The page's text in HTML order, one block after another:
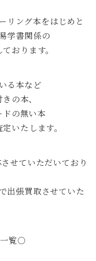
リング本をはじめと
学書関係の
おります。
る本など
の本、
の無い本
いたします。
せていただいており
出張買取させていた
覧○